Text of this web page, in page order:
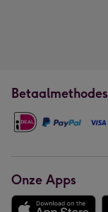
Betaalmethodes
Onze Apps